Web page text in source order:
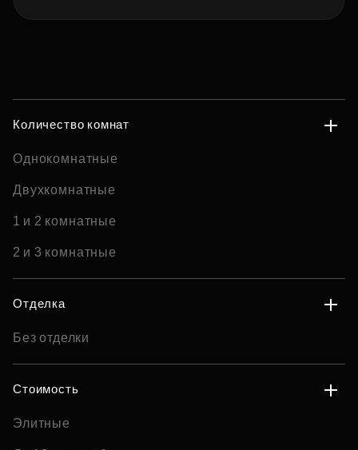
Количество комнат
Однокомнатные
Двухкомнатные
1 и 2 комнатные
2 и 3 комнатные
Отделка
Без отделки
Стоимость
Элитные